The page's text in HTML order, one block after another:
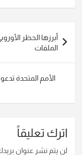
تصفّح
المقالات
أبرزها الحظر
الملفات
الأمم المتحدة
اترك تعليقاً
لن يتم نشر عنوان